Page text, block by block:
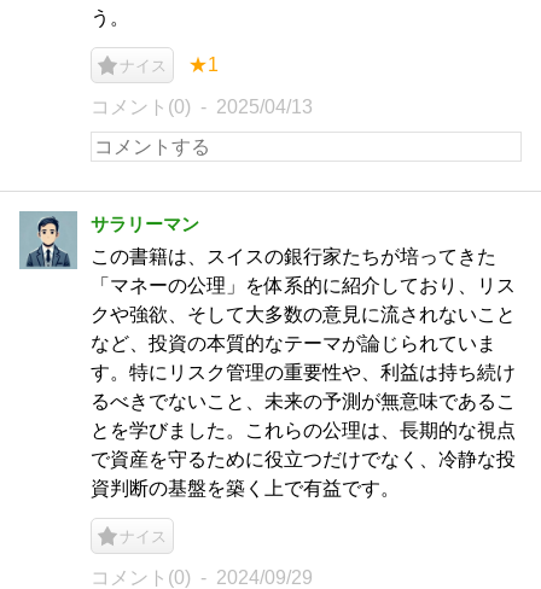
う。
ナイス ★1
コメント(0) 2025/04/13
サラリーマン
この書籍は、スイスの銀行家たちが培ってきた
「マネーの公理」を体系的に紹介しており、リス
クや強欲、そして大多数の意見に流されないこと
など、投資の本質的なテーマが論じられていま
す。特にリスク管理の重要性や、利益は持ち続け
るべきでないこと、未来の予測が無意味であるこ
とを学びました。これらの公理は、長期的な視点
で資産を守るために役立つだけでなく、冷静な投
資判断の基盤を築く上で有益です。
ナイス
コメント(0) 2024/09/29